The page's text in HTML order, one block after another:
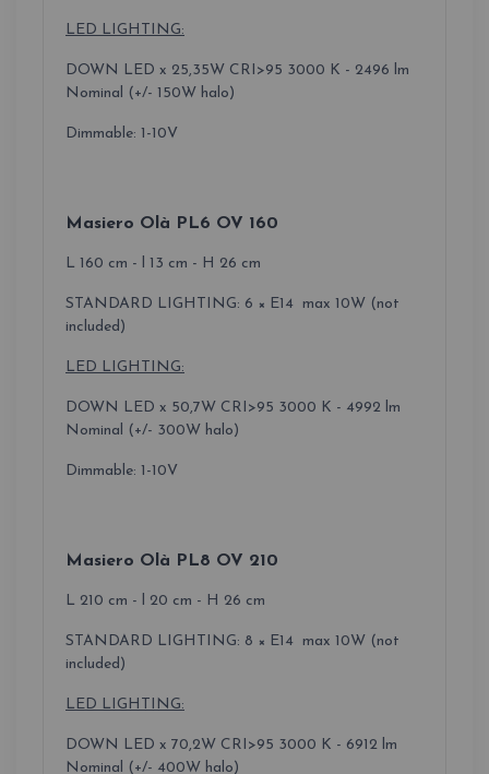
LED LIGHTING:
DOWN LED x 25,35W CRI>95 3000 K - 2496 lm
Nominal (+/- 150W halo)
Dimmable: 1-10V
Masiero Olà PL6 OV 160
L 160 cm - l 13 cm - H 26 cm
STANDARD LIGHTING: 6 × E14 max 10W (not
included)
LED LIGHTING:
DOWN LED x 50,7W CRI>95 3000 K - 4992 lm
Nominal (+/- 300W halo)
Dimmable: 1-10V
Masiero Olà PL8 OV 210
L 210 cm - l 20 cm - H 26 cm
STANDARD LIGHTING: 8 × E14 max 10W (not
included)
LED LIGHTING:
DOWN LED x 70,2W CRI>95 3000 K - 6912 lm
Nominal (+/- 400W halo)